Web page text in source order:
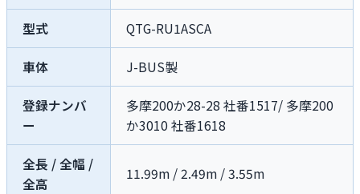
型式 QTG-RU1ASCA
車体 J-BUS製
登録ナンバ
ー
多摩200か28-28 社番1517/ 多摩200
か3010 社番1618
全長 / 全幅 /
全高
11.99m / 2.49m / 3.55m